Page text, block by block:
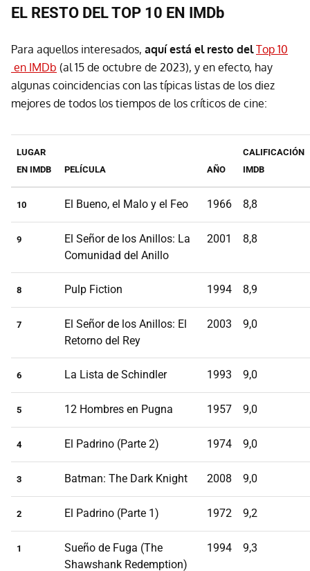
EL RESTO DEL TOP 10 EN IMDb
Para aquellos interesados, aquí está el resto delTop 10
en IMDb (al 15 de octubre de 2023), y en efecto, hay
algunas coincidencias con las típicas listas de los diez
mejores de todos los tiempos de los críticos de cine:
LUGAR
EN IMDB
PELÍCULA AÑO
CALIFICACIÓN
IMDB
10 El Bueno, el Malo y el Feo 1966 8,8
9
El Señor de los Anillos: La
Comunidad del Anillo
2001 8,8
8 Pulp Fiction 1994 8,9
7
El Señor de los Anillos: El
Retorno del Rey
2003 9,0
6 La Lista de Schindler 1993 9,0
5 12 Hombres en Pugna 1957 9,0
4 El Padrino (Parte 2) 1974 9,0
3 Batman: The Dark Knight 2008 9,0
2 El Padrino (Parte 1) 1972 9,2
1
Sueño de Fuga (The
Shawshank Redemption)
1994 9,3